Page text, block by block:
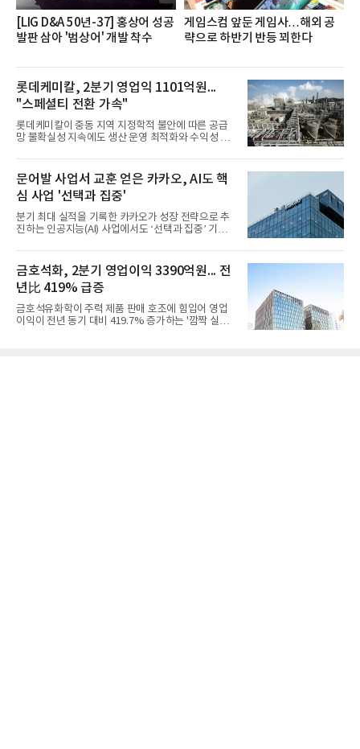
[LIG D&A 50년-37] 홍상어 성공
발판 삼아 '범상어' 개발 착수
게임스컴 앞둔 게임사…해외 공
략으로 하반기 반등 꾀한다
롯데케미칼, 2분기 영업익 1101억원...
"스페셜티 전환 가속"
롯데케미칼이 중동 지역 지정학적 불안에 따른 공급
망 불확실성 지속에도 생산 운영 최적화와 수익성 중
어갔다.롯데케미칼이 2026년 2분기 연결 기준 매출
액 5조6864억원, 영업이익 1101억원을 기록했다고 7
일 밝혔다. 사업별로는 기초화학 부문(롯데케미칼 기
초소재사업·LC타이탄·LC USA·롯데대산석화)이 매
출 3조9403억원, 영업이익 23억원을 기록했다. 정기
보수 영향과 원료 가격 변동에 따른 래깅 효과로 전분
기 대비 수익성은 둔화됐지만 흑자 전환 흐름을 유지
우호적인 환율 효과
문어발 사업서 교훈 얻은 카카오, AI도 핵
심 사업 '선택과 집중'
분기 최대 실적을 기록한 카카오가 성장 전략으로 추
진하는 인공지능(AI) 사업에서도 ‘선택과 집중’ 기조
라 투자에 나서는 것과 달리, 카카오는 ‘카카오톡’이
라는 플랫폼 경쟁력을 활용한 AI 에이전트 서비스에
집중하는 전략이다. 과거 무리한 사업 확장 과정에서
겪었던 시행착오를 되풀이하지 않고 핵심 역량에 집
중하겠다는 취지로 풀이된다.7일 업계에 따르면 카카
오는 올해 2분기 연결 기준 매출 2조985억원, 영업이
익 2770억원을 기록했다. 전년 동기 대비 매출과 영업
금호석화, 2분기 영업이익 3390억원... 전
년比 419% 급증
금호석유화학이 주력 제품 판매 호조에 힘입어 영업
이익이 전년 동기 대비 419.7% 증가하는 '깜짝 실